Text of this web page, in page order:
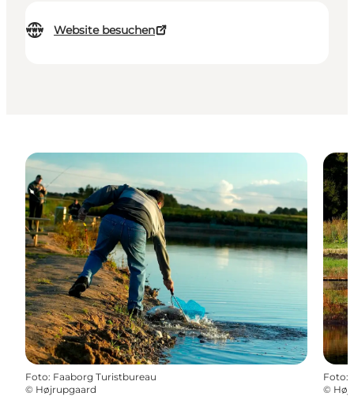
Website besuchen
Foto: Faaborg Turistbureau
© Højrupgaard
Foto:
©